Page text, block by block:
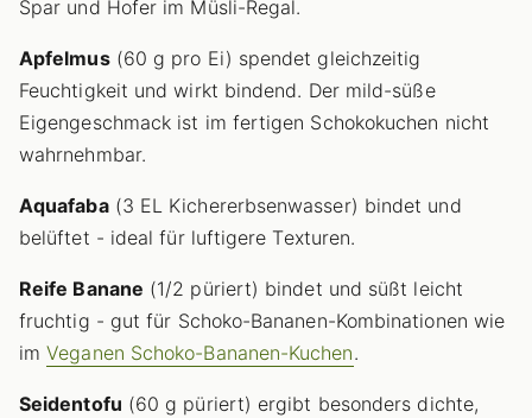
Spar und Hofer im Müsli-Regal.
Apfelmus(60 g pro Ei) spendet gleichzeitig
Feuchtigkeit und wirkt bindend. Der mild-süße
Eigengeschmack ist im fertigen Schokokuchen nicht
wahrnehmbar.
Aquafaba(3 EL Kichererbsenwasser) bindet und
belüftet - ideal für luftigere Texturen.
Reife Banane (1/2 püriert) bindet und süßt leicht
fruchtig - gut für Schoko-Bananen-Kombinationen wie
imVeganen Schoko-Bananen-Kuchen.
Seidentofu (60 g püriert) ergibt besonders dichte,